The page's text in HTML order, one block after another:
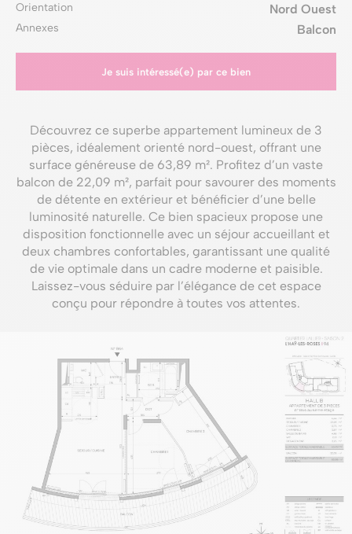
Orientation Nord Ouest
Annexes Balcon
Je suis intéressé(e) par ce bien
Découvrez ce superbe appartement lumineux de 3
pièces, idéalement orienté nord-ouest, offrant une
surface généreuse de 63,89 m². Profitez d’un vaste
balcon de 22,09 m², parfait pour savourer des moments
de détente en extérieur et bénéficier d’une belle
luminosité naturelle. Ce bien spacieux propose une
disposition fonctionnelle avec un séjour accueillant et
deux chambres confortables, garantissant une qualité
de vie optimale dans un cadre moderne et paisible.
Laissez-vous séduire par l’élégance de cet espace
conçu pour répondre à toutes vos attentes.